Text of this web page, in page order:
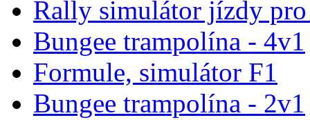
Rally simulátor jízdy
Bungee trampolína - 4v1
Formule, simulátor F1
Bungee trampolína - 2v1